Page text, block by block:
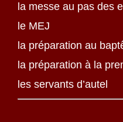
la messe au pas des
le MEJ
la préparation au
la préparation à la
les servants d’autel